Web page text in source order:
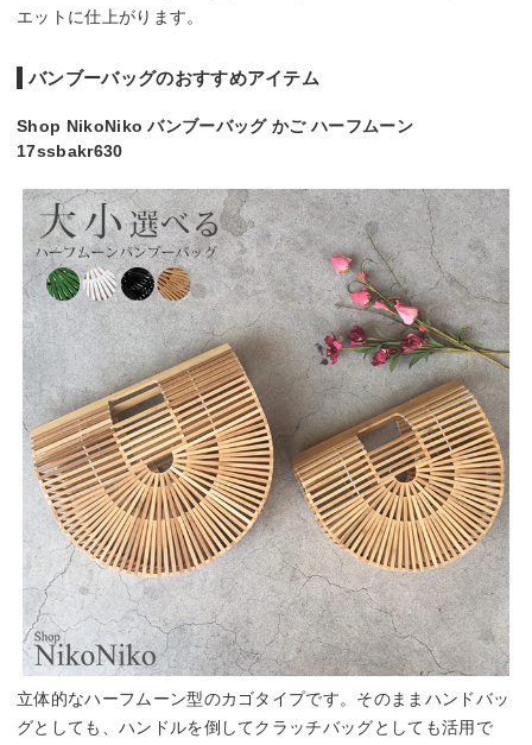
エットに仕上がります。
バンブーバッグのおすすめアイテム
Shop NikoNiko バンブーバッグ かご ハーフムーン
17ssbakr630
立体的なハーフムーン型のカゴタイプです。そのままハンドバッ
グとしても、ハンドルを倒してクラッチバッグとしても活用で